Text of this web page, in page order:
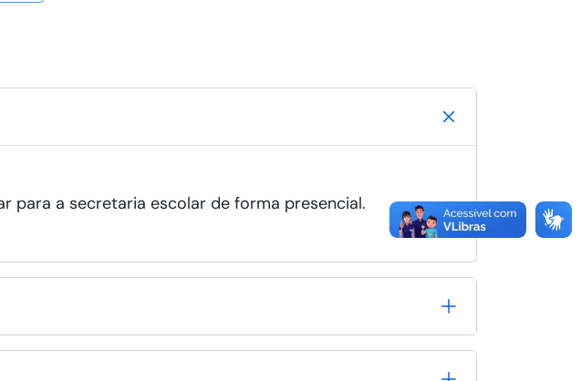
para a secretaria escolar de forma presencial.